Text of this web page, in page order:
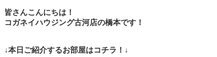
皆さんこんにちは！
コガネイハウジング古河店の橋本です！
↓本日ご紹介するお部屋はコチラ！↓